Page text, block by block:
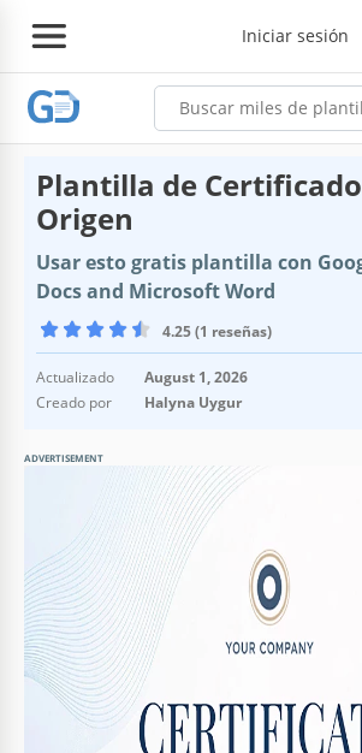
Iniciar sesión
Plantilla de
Origen
Usar esto gratis plantilla con
Docs and Microsoft Word
4.25 (1 reseñas)
Actualizado
August 1, 2026
Creado por
Halyna Uygur
ADVERTISEMENT